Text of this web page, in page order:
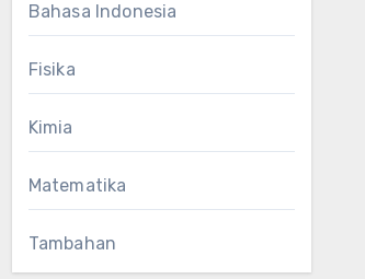
Bahasa Indonesia
Fisika
Kimia
Matematika
Tambahan